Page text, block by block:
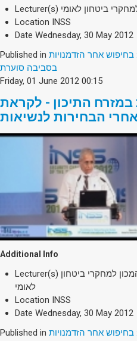
Society & Politics
TAU General
Search
Lecturer(s) ביטחון לאומי
Location INSS
Date Wednesday, 30 May 2012
Published in אתגרי הביטחון של המאה ה-21: בחיפוש אחר הזדמנויות
בסביבה סוערת
Friday, 01 June 2012 00:15
במזרח התיכון - לקראת
הבחירות לנשיאות
Additional Info
Lecturer(s) למחקרי ביטחון
לאומי
Location INSS
Date Wednesday, 30 May 2012
Published in אתגרי הביטחון של המאה ה-21: בחיפוש אחר הזדמנויות